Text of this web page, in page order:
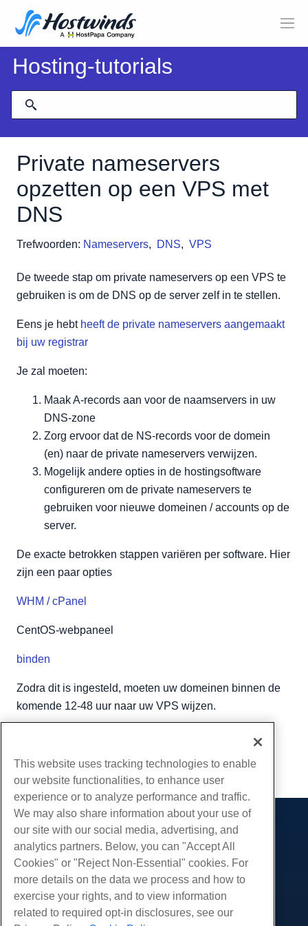
Hosting-tutorials
Private nameservers
opzetten op een VPS met
DNS
Trefwoorden: Nameservers, DNS, VPS
De tweede stap om private nameservers op een VPS te
gebruiken is om de DNS op de server zelf in te stellen.
Eens je hebt heeft de private nameservers aangemaakt
bij uw registrar
Je zal moeten:
Maak A-records aan voor de naamservers in uw
DNS-zone
Zorg ervoor dat de NS-records voor de domein
(en) naar de private nameservers verwijzen.
Mogelijk andere opties in de hostingsoftware
configureren om de private nameservers te
gebruiken voor nieuwe domeinen / accounts op de
server.
De exacte betrokken stappen variëren per software. Hier
zijn een paar opties
WHM / cPanel
CentOS-webpaneel
binden
Zodra dit is ingesteld, moeten uw domeinen binnen de
komende 12-48 uur naar uw VPS wijzen.
Kopiëren URL
Producten
Web hosting
Zakelijke hosting
White Label-wederverkoper
Diensten
Website-migraties
Gemeenschap
Productdocumentatie
Bedrijf
This website uses tracking technologies to enable
our website functionalities, to enhance user
experience or to analyze performance and traffic.
We may also share information about your use of
our site with our social media, advertising, and
analytics partners. Below, you can "Accept All
Cookies" or "Reject Non-Essential" cookies. For
more details on the data we process and how to
exercise your rights, and to view information
related to required opt-in disclosures, see our